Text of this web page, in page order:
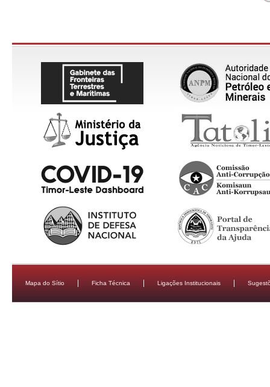
Mapa do Sítio Ficha Técnica Ligações Institucionais